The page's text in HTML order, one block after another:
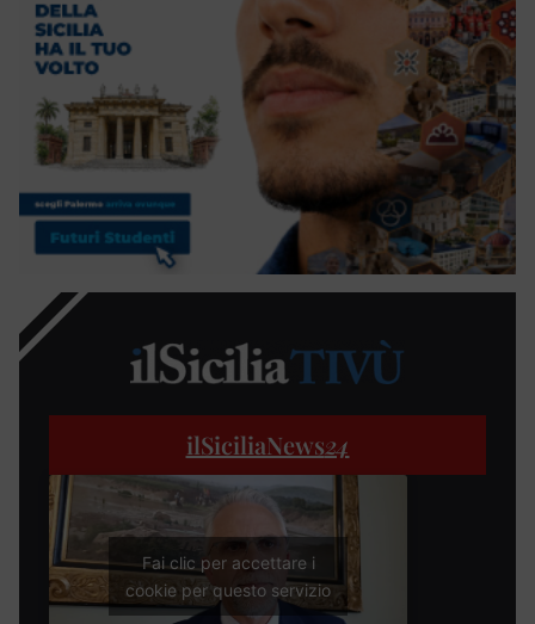
ilSiciliaNews24
Fai clic per accettare i
cookie per questo servizio